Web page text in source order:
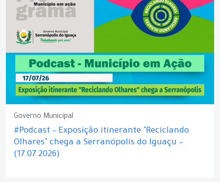
Governo Municipal
#Podcast – Exposição itinerante "Reciclando
Olhares" chega a Serranópolis do Iguaçu –
(17.07.2026)